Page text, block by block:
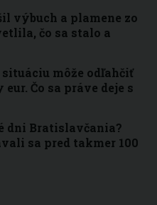
výbuch a plamene zo
čo sa stalo a
môže odľahčiť
Čo sa práve deje s
dni Bratislavčania?
sa pred takmer 100